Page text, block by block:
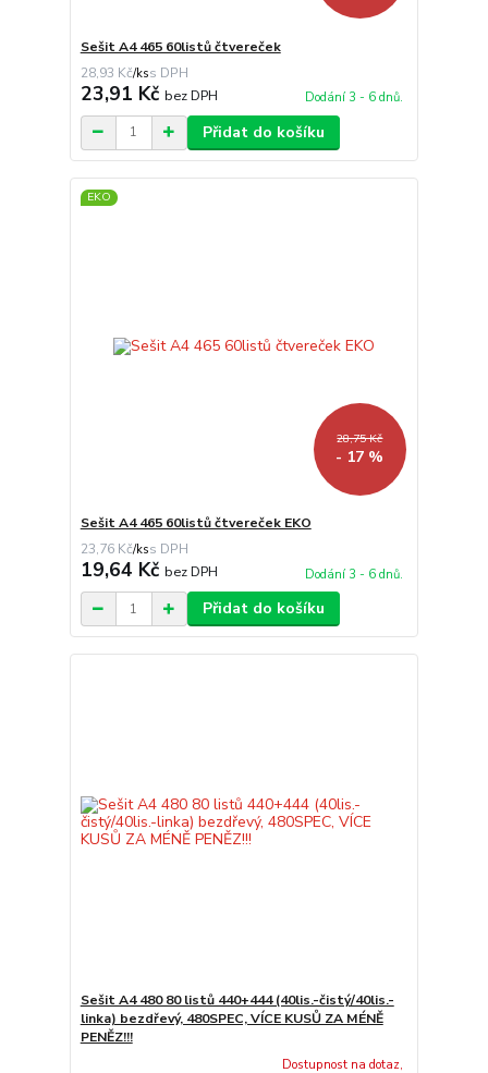
Sešit A4 465 60listů čtvereček
28,93 Kč/ks
23,91 Kč bez DPH Dodání 3 - 6 dnů.
Přidat do košíku
EKO
28,75 Kč
- 17 %
Sešit A4 465 60listů čtvereček EKO
23,76 Kč/ks
19,64 Kč bez DPH Dodání 3 - 6 dnů.
Přidat do košíku
Sešit A4 480 80 listů 440+444 (40lis.-čistý/40lis.-
linka) bezdřevý, 480SPEC, VÍCE KUSŮ ZA MÉNĚ
PENĚZ!!!
Dostupnost na dotaz,